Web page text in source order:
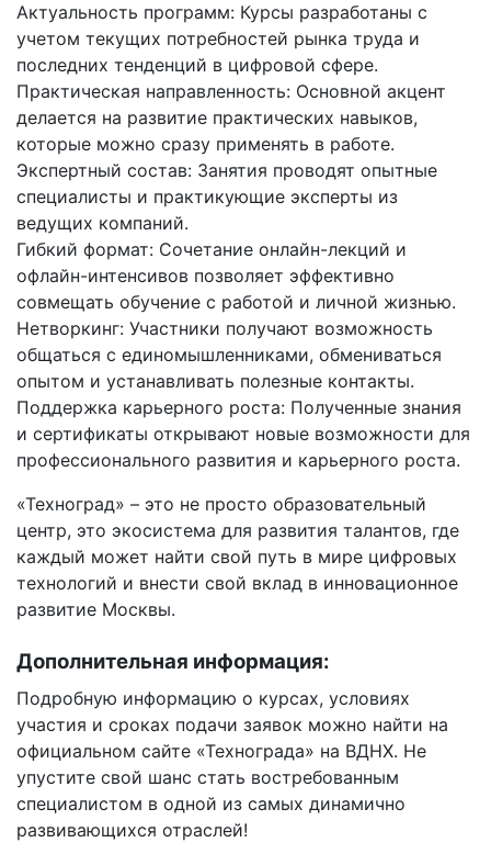
Актуальность программ: Курсы разработаны с
учетом текущих потребностей рынка труда и
последних тенденций в цифровой сфере.
Практическая направленность: Основной акцент
делается на развитие практических навыков,
которые можно сразу применять в работе.
Экспертный состав: Занятия проводят опытные
специалисты и практикующие эксперты из
ведущих компаний.
Гибкий формат: Сочетание онлайн-лекций и
офлайн-интенсивов позволяет эффективно
совмещать обучение с работой и личной жизнью.
Нетворкинг: Участники получают возможность
общаться с единомышленниками, обмениваться
опытом и устанавливать полезные контакты.
Поддержка карьерного роста: Полученные знания
и сертификаты открывают новые возможности для
профессионального развития и карьерного роста.
«Техноград» – это не просто образовательный
центр, это экосистема для развития талантов, где
каждый может найти свой путь в мире цифровых
технологий и внести свой вклад в инновационное
развитие Москвы.
Дополнительная информация:
Подробную информацию о курсах, условиях
участия и сроках подачи заявок можно найти на
официальном сайте «Технограда» на ВДНХ. Не
упустите свой шанс стать востребованным
специалистом в одной из самых динамично
развивающихся отраслей!